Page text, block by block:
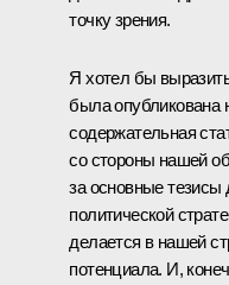
точку зрения.
Я хотел бы
была опубликована
содержательная
со стороны нашей
за основные тезисы
политической
делается в нашей
потенциала. И,